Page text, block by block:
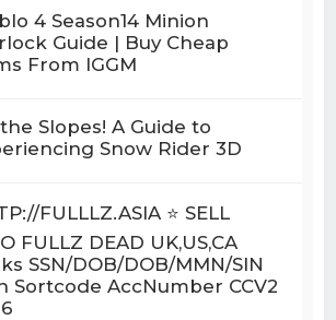
4 Season14 Minion
Guide | Buy Cheap
From IGGM
Slopes! A Guide to
Snow Rider 3D
FULLLZ.ASIA ⭐️ SELL
FULLZ DEAD UK,US,CA
SSN/DOB/DOB/MMN/SIN
Sortcode AccNumber CCV2